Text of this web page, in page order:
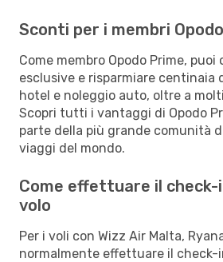
Sconti per i membri
Come membro Opodo Prime,
esclusive e risparmiare centinaia
hotel e noleggio auto, oltre a
Scopri tutti i vantaggi di Opodo
parte della più grande comunità
viaggi del mondo.
Come effettuare il check-
volo
Per i voli con Wizz Air Malta,
normalmente effettuare il check-